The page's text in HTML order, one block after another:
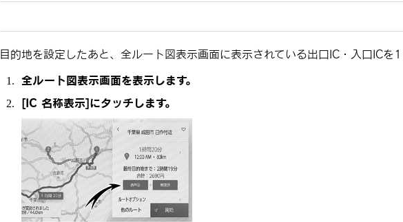
目的地を設定したあと、全ルート図表示画面に表示されている出口IC・入口ICを1
全ルート図表示画面を表示します。
[‍IC 名称表示‍]にタッチします。